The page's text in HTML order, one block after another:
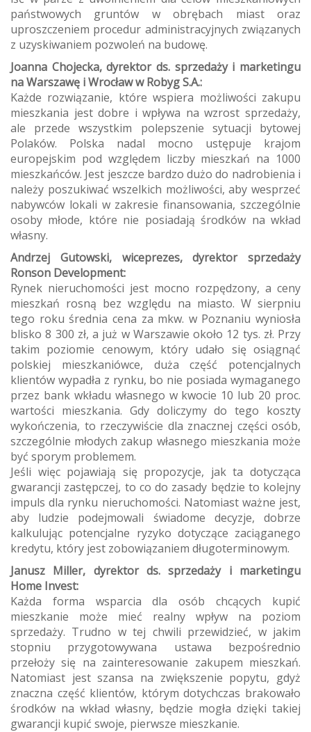
państwowych gruntów w obrębach miast oraz
uproszczeniem procedur administracyjnych związanych
z uzyskiwaniem pozwoleń na budowę.
Joanna Chojecka, dyrektor ds. sprzedaży i marketingu
na Warszawę i Wrocław w Robyg S.A.:
Każde rozwiązanie, które wspiera możliwości zakupu
mieszkania jest dobre i wpływa na wzrost sprzedaży,
ale przede wszystkim polepszenie sytuacji bytowej
Polaków. Polska nadal mocno ustępuje krajom
europejskim pod względem liczby mieszkań na 1000
mieszkańców. Jest jeszcze bardzo dużo do nadrobienia i
należy poszukiwać wszelkich możliwości, aby wesprzeć
nabywców lokali w zakresie finansowania, szczególnie
osoby młode, które nie posiadają środków na wkład
własny.
Andrzej Gutowski, wiceprezes, dyrektor sprzedaży
Ronson Development:
Rynek nieruchomości jest mocno rozpędzony, a ceny
mieszkań rosną bez względu na miasto. W sierpniu
tego roku średnia cena za mkw. w Poznaniu wyniosła
blisko 8 300 zł, a już w Warszawie około 12 tys. zł. Przy
takim poziomie cenowym, który udało się osiągnąć
polskiej mieszkaniówce, duża część potencjalnych
klientów wypadła z rynku, bo nie posiada wymaganego
przez bank wkładu własnego w kwocie 10 lub 20 proc.
wartości mieszkania. Gdy doliczymy do tego koszty
wykończenia, to rzeczywiście dla znacznej części osób,
szczególnie młodych zakup własnego mieszkania może
być sporym problemem.
Jeśli więc pojawiają się propozycje, jak ta dotycząca
gwarancji zastępczej, to co do zasady będzie to kolejny
impuls dla rynku nieruchomości. Natomiast ważne jest,
aby ludzie podejmowali świadome decyzje, dobrze
kalkulując potencjalne ryzyko dotyczące zaciąganego
kredytu, który jest zobowiązaniem długoterminowym.
Janusz Miller, dyrektor ds. sprzedaży i marketingu
Home Invest:
Każda forma wsparcia dla osób chcących kupić
mieszkanie może mieć realny wpływ na poziom
sprzedaży. Trudno w tej chwili przewidzieć, w jakim
stopniu przygotowywana ustawa bezpośrednio
przełoży się na zainteresowanie zakupem mieszkań.
Natomiast jest szansa na zwiększenie popytu, gdyż
znaczna część klientów, którym dotychczas brakowało
środków na wkład własny, będzie mogła dzięki takiej
gwarancji kupić swoje, pierwsze mieszkanie.